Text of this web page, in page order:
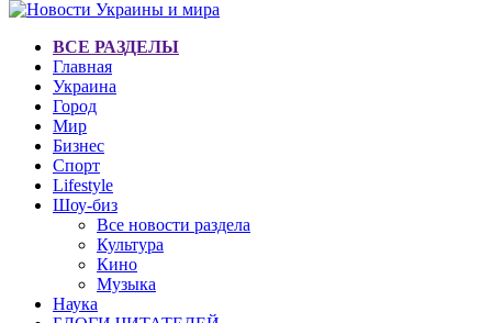
ВСЕ РАЗДЕЛЫ
Главная
Украина
Город
Мир
Бизнес
Спорт
Lifestyle
Шоу-биз
Все новости раздела
Культура
Кино
Музыка
Наука